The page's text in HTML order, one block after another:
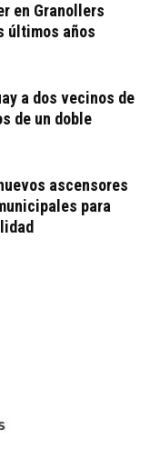
en Granollers
últimos años
a dos vecinos de
de un doble
ascensores
para